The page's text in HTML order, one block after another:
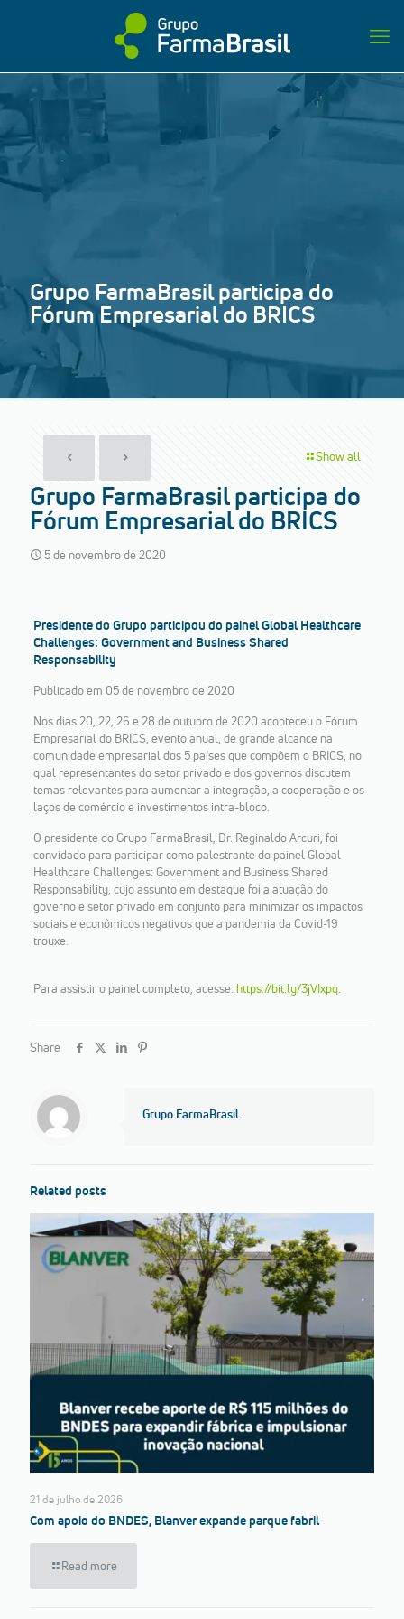
Grupo FarmaBrasil participa do
Fórum Empresarial do BRICS
Show all
Grupo FarmaBrasil participa do
Fórum Empresarial do BRICS
5 de novembro de 2020
Presidente do Grupo participou do painel Global Healthcare
Challenges: Government and Business Shared
Responsability
Publicado em 05 de novembro de 2020
Nos dias 20, 22, 26 e 28 de outubro de 2020 aconteceu o Fórum
Empresarial do BRICS, evento anual, de grande alcance na
comunidade empresarial dos 5 países que compõem o BRICS, no
qual representantes do setor privado e dos governos discutem
temas relevantes para aumentar a integração, a cooperação e os
laços de comércio e investimentos intra-bloco.
O presidente do Grupo FarmaBrasil, Dr. Reginaldo Arcuri, foi
convidado para participar como palestrante do painel Global
Healthcare Challenges: Government and Business Shared
Responsability, cujo assunto em destaque foi a atuação do
governo e setor privado em conjunto para minimizar os impactos
sociais e econômicos negativos que a pandemia da Covid-19
trouxe.
Para assistir o painel completo, acesse: https://bit.ly/3jVIxpq.
Share
Grupo FarmaBrasil
Related posts
21 de julho de 2026
Com apoio do BNDES, Blanver expande parque fabril
Read more